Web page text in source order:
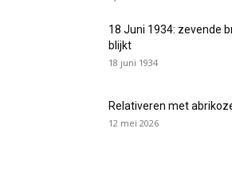
18 Juni 1934: zevende
blijkt
18 juni 1934
Relativeren met
12 mei 2026